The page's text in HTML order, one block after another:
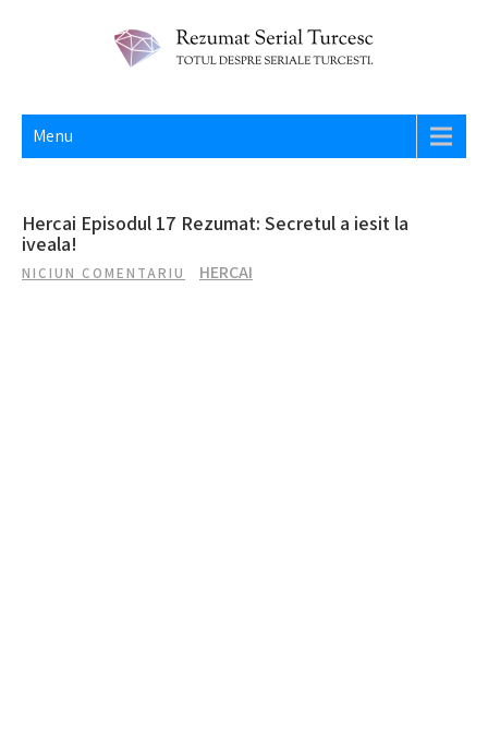
REZUMAT SERIAL TURCESC
Menu
Hercai Episodul 17 Rezumat: Secretul a iesit la
iveala!
NICIUN COMENTARIU HERCAI